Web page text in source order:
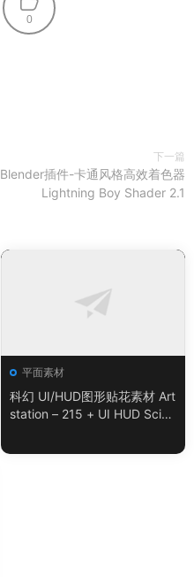
0
下一篇
Blender插件-卡通风格高效着色器
Lightning Boy Shader 2.1
平面素材
科幻 UI/HUD图形贴花素材 Art
station – 215 + UI HUD SciFi